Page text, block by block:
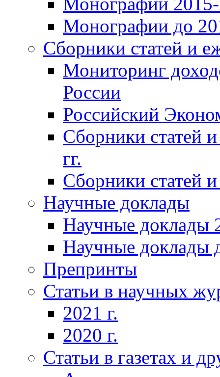
Монографии до
Сборники статей и
Мониторинг
России
Российский
Сборники статей
гг.
Сборники статей
Научные доклады
Научные доклады
Научные доклады
Препринты
Статьи в научных
2021 г.
2020 г.
Статьи в газетах и